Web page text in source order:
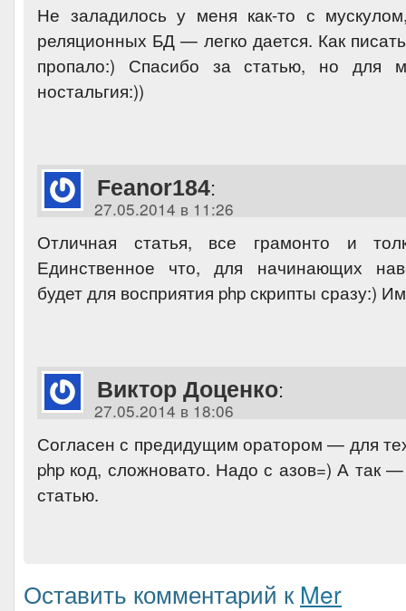
Не заладилось у меня как-то с
реляционных БД — легко дается. Как
пропало:) Спасибо за статью, но для
ностальгия:))
Feanor184:
27.05.2014 в 11:26
Отличная статья, все грамонто и
Единственное что, для начинающих
будет для восприятия php скрипты сразу:)
Виктор Доценко:
27.05.2014 в 18:06
Согласен с предидущим оратором — для
php код, сложновато. Надо с азов=) А так
статью.
Оставить комментарий к Mer